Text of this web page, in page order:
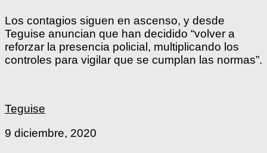
Los contagios siguen en ascenso, y desde
Teguise anuncian que han decidido “volver a
reforzar la presencia policial, multiplicando los
controles para vigilar que se cumplan las normas”.
Teguise
9 diciembre, 2020